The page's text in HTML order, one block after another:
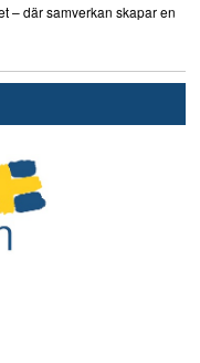
– där samverkan skapar en